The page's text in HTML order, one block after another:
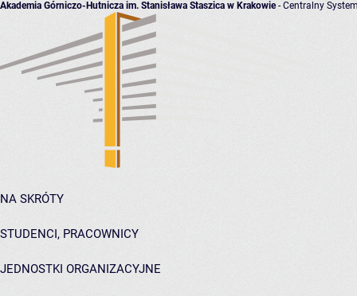
Akademia Górniczo-Hutnicza im. Stanisława Staszica w Krakowie- Centralny
NA SKRÓTY
STUDENCI, PRACOWNICY
JEDNOSTKI ORGANIZACYJNE